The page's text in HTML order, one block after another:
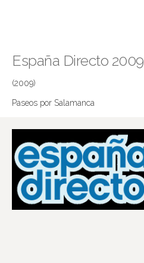
España Directo 2009
(2009)
Paseos por Salamanca